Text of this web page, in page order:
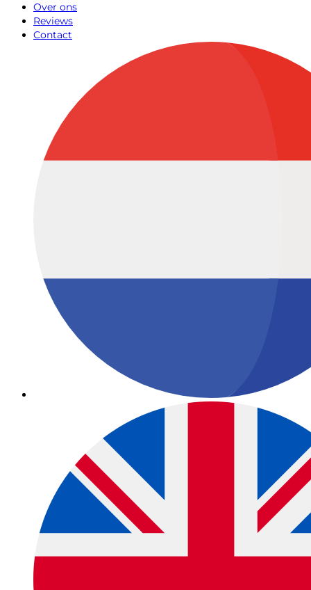
Over ons
Reviews
Contact